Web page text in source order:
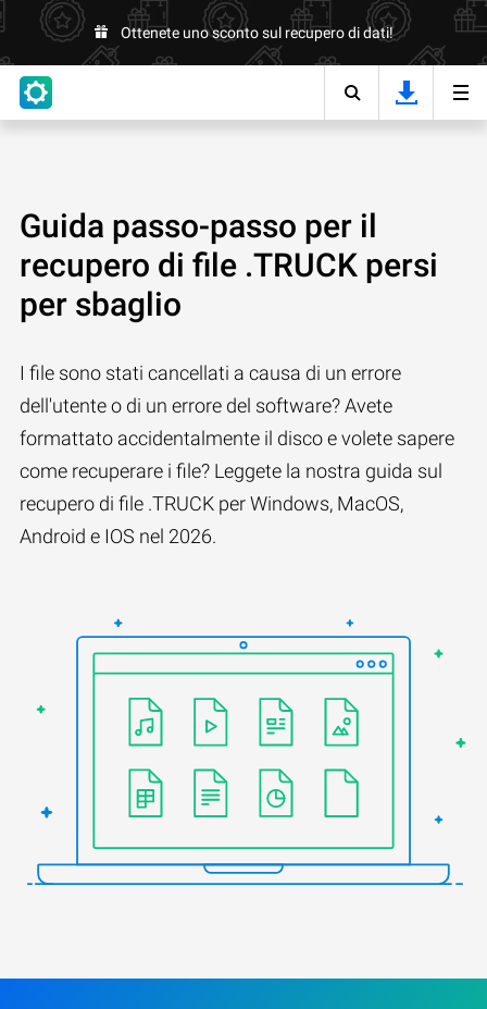
Ottenete uno sconto sul recupero di dati!
Guida passo-passo per il
recupero di file .TRUCK persi
per sbaglio
I file sono stati cancellati a causa di un errore
dell'utente o di un errore del software? Avete
formattato accidentalmente il disco e volete sapere
come recuperare i file? Leggete la nostra guida sul
recupero di file .TRUCK per Windows, MacOS,
Android e IOS nel 2026.